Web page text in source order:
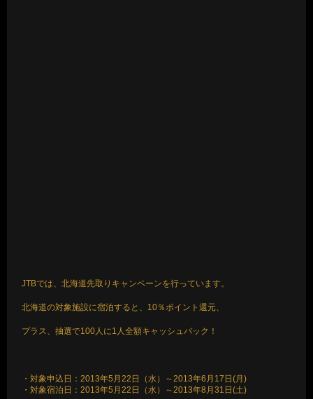
JTBでは、北海道先取りキャンペーンを行っています。
北海道の対象施設に宿泊すると、10％ポイント還元、
プラス、抽選で100人に1人全額キャッシュバック！
・対象申込日：2013年5月22日（水）～2013年6月17日(月)
・対象宿泊日：2013年5月22日（水）～2013年8月31日(土)